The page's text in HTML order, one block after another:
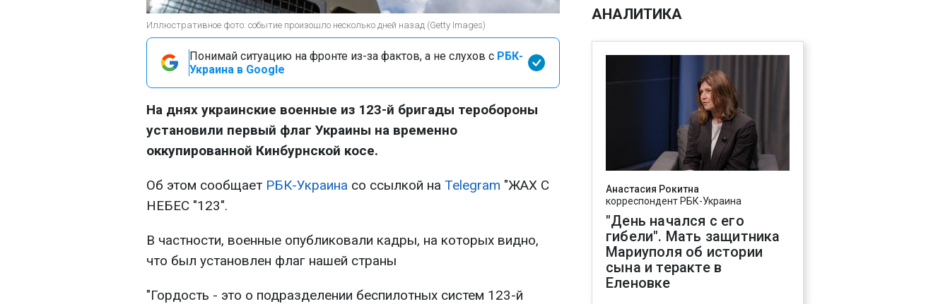
Иллюстративное фото: событие произошло несколько дней назад (Getty Images)
Понимай ситуацию на фронте из-за фактов, а не слухов с РБК-
Украина в Google
На днях украинские военные из 123-й бригады теробороны
установили первый флаг Украины на временно
оккупированной Кинбурнской косе.
Об этом сообщает РБК-Украина со ссылкой на Telegram "ЖАХ С
НЕБЕС "123".
В частности, военные опубликовали кадры, на которых видно,
что был установлен флаг нашей страны
"Гордость - это о подразделении беспилотных систем 123-й
АНАЛИТИКА
Анастасия Рокитна
корреспондент РБК-Украина
"День начался с его
гибели". Мать защитника
Мариуполя об истории
сына и теракте в
Еленовке